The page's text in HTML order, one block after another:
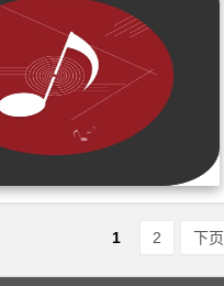
1 2 下页